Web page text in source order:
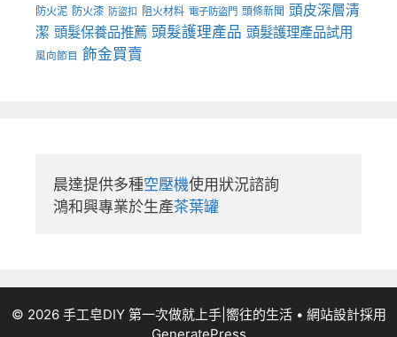
防火泥 防火漆 防盜扣 阻火材料 電子防盜門 頭條新聞 頭皮深層清
潔 頭髮保養品推薦 頭髮護理產品 頭髮護理產品試用
風向節目 飾金買賣
晨達提供多種空壓機使用狀況諮詢
鴻和興專業於生產茶葉罐
© 2026 手工皂DIY 第一次做就上手|嚮往的生活• 網站設計採用
GeneratePress